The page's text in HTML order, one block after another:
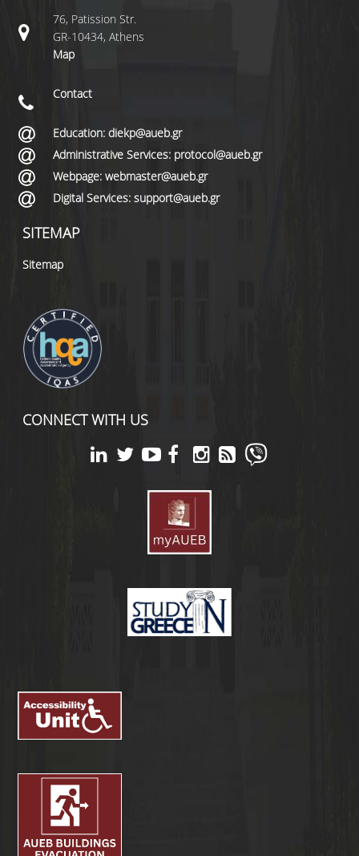
76, Patission Str.
GR-10434, Athens
Map
Contact
Education: diekp@aueb.gr
Administrative Services: protocol@aueb.gr
Webpage: webmaster@aueb.gr
Digital Services: support@aueb.gr
SITEMAP
Sitemap
CONNECT WITH US